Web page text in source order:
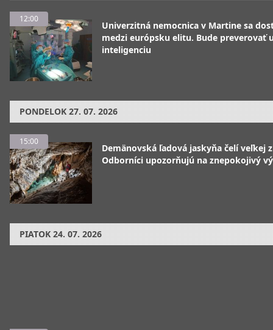
12:00
Univerzitná nemocnica v Martine sa
medzi európsku elitu. Bude preverovať
inteligenciu
PONDELOK 27. 07. 2026
15:00
Demänovská ľadová jaskyňa čelí veľkej
Odborníci upozorňujú na znepokojivý
PIATOK 24. 07. 2026